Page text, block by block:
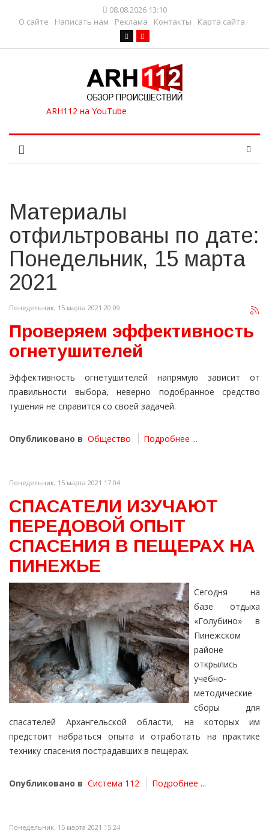
08.08.2026 13:10
О сайте
Написать нам Реклама Контакты Карта сайта
Материалы
отфильтрованы по дате:
Понедельник, 15 марта
2021
Понедельник, 15 марта 2021 20:09
Проверяем эффективность
огнетушителей
Эффективность огнетушителей напрямую зависит от
правильности выбора, неверно подобранное средство
тушения не справится со своей задачей.
Опубликовано в Общество Подробнее ...
Понедельник, 15 марта 2021 17:04
СПАСАТЕЛИ ИЗУЧАЮТ
ПЕРЕДОВОЙ ОПЫТ
СПАСЕНИЯ В ПЕЩЕРАХ НА
ПИНЕЖЬЕ
Сегодня на
базе отдыха
«Голубино» в
Пинежском
районе
открылись
учебно-
методические
сборы для
спасателей Архангельской области, на которых им
предстоит набраться опыта и отработать на практике
технику спасения пострадавших в пещерах.
Опубликовано в Система 112 Подробнее ...
Понедельник, 15 марта 2021 15:24